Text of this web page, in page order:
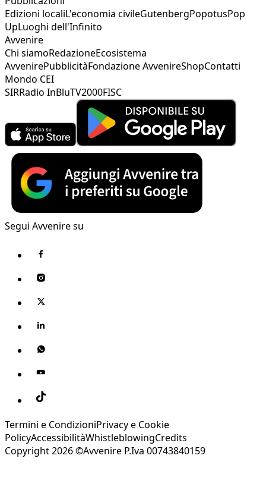
Edizioni localiL'economia civileGutenbergPopotusPop
UpLuoghi dell'Infinito
Avvenire
Chi siamoRedazioneEcosistema
AvvenirePubblicitàFondazione AvvenireShopContatti
Mondo CEI
SIRRadio InBluTV2000FISC
Segui Avvenire su
Termini e CondizioniPrivacy e Cookie
PolicyAccessibilitàWhistleblowingCredits
Copyright 2026 ©Avvenire P.Iva 00743840159